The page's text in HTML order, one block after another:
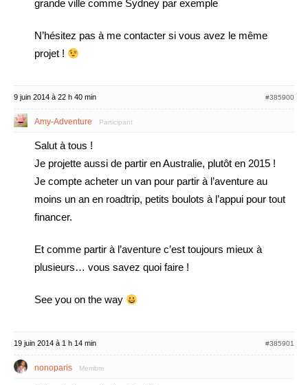
grande ville comme Sydney par exemple
N’hésitez pas à me contacter si vous avez le même
projet !
9 juin 2014 à 22 h 40 min #385900
Amy-Adventure Participant
Salut à tous !
Je projette aussi de partir en Australie, plutôt en 2015 !
Je compte acheter un van pour partir à l’aventure au
moins un an en roadtrip, petits boulots à l’appui pour tout
financer.
Et comme partir à l’aventure c’est toujours mieux à
plusieurs… vous savez quoi faire !
See you on the way
19 juin 2014 à 1 h 14 min #385901
nonoparis Membre